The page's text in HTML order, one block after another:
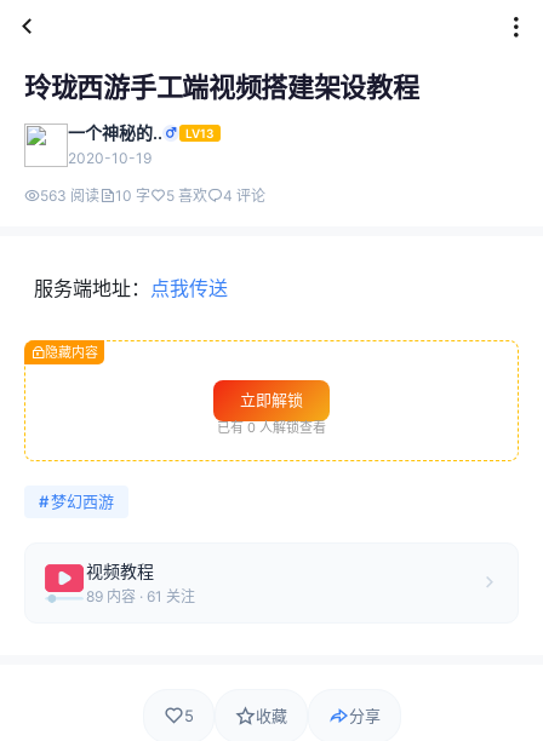
玲珑西游手工端视频搭建架设教程
一个神秘的.. LV13
2020-10-19
563 阅读 10 字 5 喜欢 4 评论
服务端地址： 点我传送
隐藏内容
立即解锁
已有 0 人解锁查看
#梦幻西游
视频教程
89 内容 · 61 关注
5 收藏 分享